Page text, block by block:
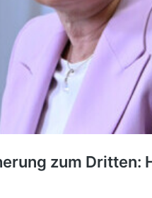
zum Dritten: